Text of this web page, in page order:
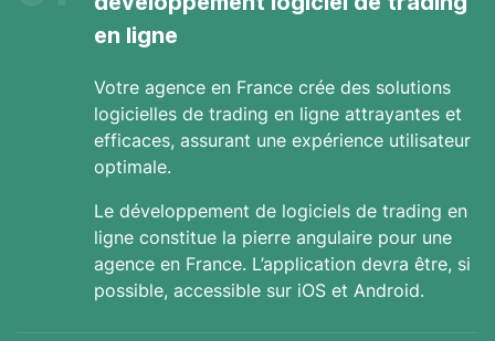
en ligne
Votre agence en France crée des solutions
logicielles de trading en ligne attrayantes et
efficaces, assurant une expérience utilisateur
optimale.
Le développement de logiciels de trading en
ligne constitue la pierre angulaire pour une
agence en France. L’application devra être, si
possible, accessible sur iOS et Android.